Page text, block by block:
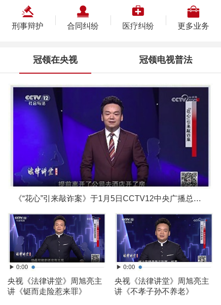
刑事辩护 合同纠纷 医疗纠纷 更多业务
冠领在央视 冠领电视普法
《“花心”引来敲诈案》于1月5日CCTV12中央广播总台圆满播出
央视《法律讲堂》周旭亮主
讲《铤而走险惹来罪》
央视《法律讲堂》周旭亮主
讲《不孝子孙不养老》